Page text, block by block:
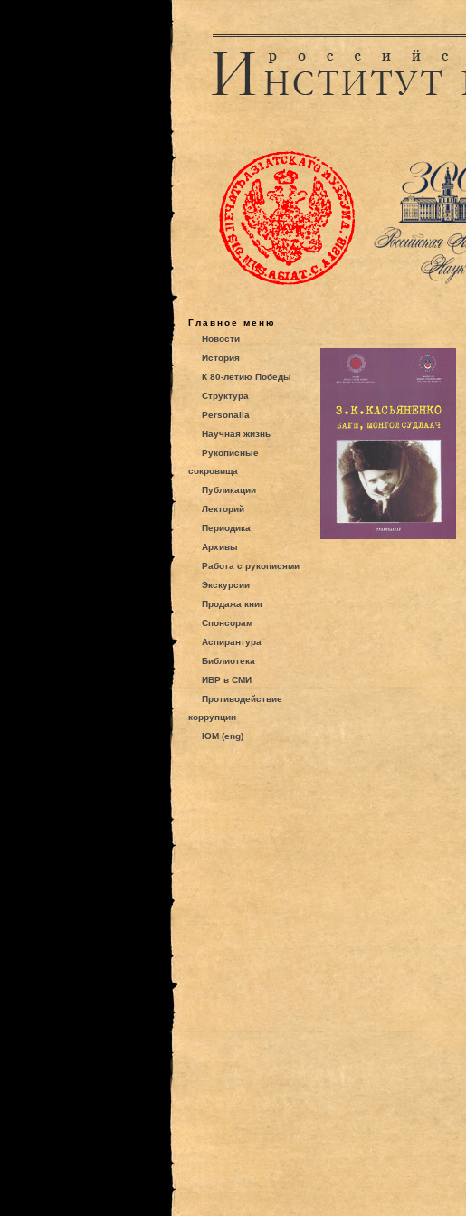
Главное меню
Новости
История
К 80-летию Победы
Структура
Personalia
Научная жизнь
Рукописные
сокровища
Публикации
Лекторий
Периодика
Архивы
Работа с рукописями
Экскурсии
Продажа книг
Спонсорам
Аспирантура
Библиотека
ИВР в СМИ
Противодействие
коррупции
IOM (eng)